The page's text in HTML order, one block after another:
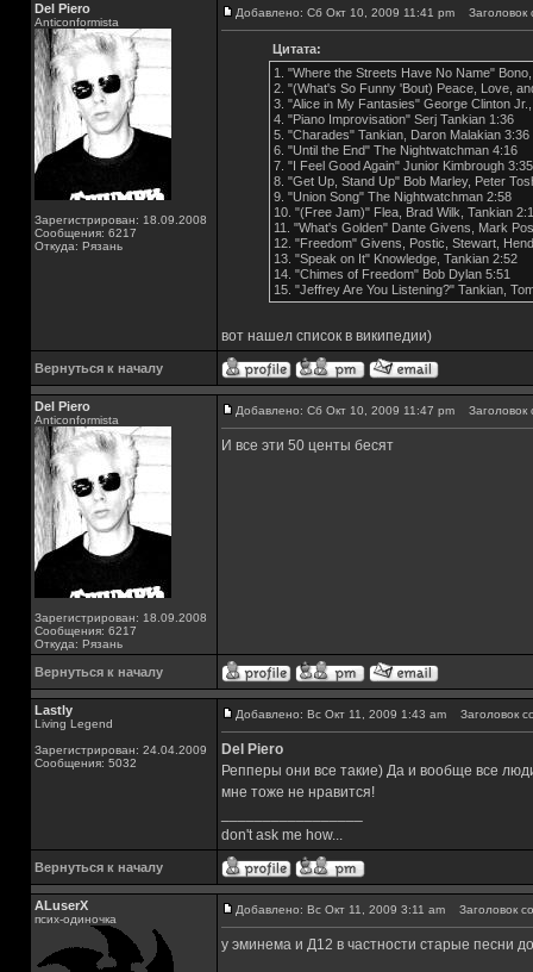
Del Piero
Аnticonformista
Зарегистрирован: 18.09.2008
Сообщения: 6217
Откуда: Рязань
Добавлено: Сб Окт 10, 2009 11:41 pm Заголовок
Цитата:
1. "Where the Streets Have No Name"
2. "(What's So Funny 'Bout) Peace, Love,
3. "Alice in My Fantasies" George Clinton
4. "Piano Improvisation" Serj Tankian 1:36
5. "Charades" Tankian, Daron Malakian 3:36
6. "Until the End" The Nightwatchman 4:16
7. "I Feel Good Again" Junior Kimbrough 3:35
8. "Get Up, Stand Up" Bob Marley, Peter
9. "Union Song" The Nightwatchman 2:58
10. "(Free Jam)" Flea, Brad Wilk, Tankian
11. "What's Golden" Dante Givens, Mark
12. "Freedom" Givens, Postic, Stewart,
13. "Speak on It" Knowledge, Tankian 2:52
14. "Chimes of Freedom" Bob Dylan 5:51
15. "Jeffrey Are You Listening?" Tankian,
вот нашел список в википедии)
Вернуться к началу
Del Piero
Аnticonformista
Зарегистрирован: 18.09.2008
Сообщения: 6217
Откуда: Рязань
Добавлено: Сб Окт 10, 2009 11:47 pm Заголовок
И все эти 50 центы бесят
Вернуться к началу
Lastly
Living Legend
Зарегистрирован: 24.04.2009
Сообщения: 5032
Добавлено: Вс Окт 11, 2009 1:43 am Заголовок
Del Piero
Репперы они все такие) Да и вообще все
мне тоже не нравится!
don't ask me how...
Вернуться к началу
ALuserX
псих-одиночка
Добавлено: Вс Окт 11, 2009 3:11 am Заголовок
у эминема и Д12 в частности старые песни